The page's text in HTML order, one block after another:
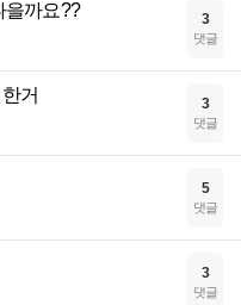
을까요?? 3
댓글
거 3
댓글
5
댓글
3
댓글